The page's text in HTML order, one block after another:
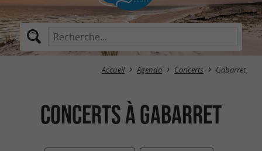
Accueil Agenda Concerts Gabarret
Concerts à Gabarret